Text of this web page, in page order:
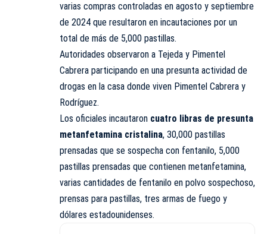
varias compras controladas en agosto y septiembre
de 2024 que resultaron en incautaciones por un
total de más de 5,000 pastillas.
Autoridades observaron a Tejeda y Pimentel
Cabrera participando en una presunta actividad de
drogas en la casa donde viven Pimentel Cabrera y
Rodríguez.
Los oficiales incautaron cuatro libras de presunta
metanfetamina cristalina, 30,000 pastillas
prensadas que se sospecha con fentanilo, 5,000
pastillas prensadas que contienen metanfetamina,
varias cantidades de fentanilo en polvo sospechoso,
prensas para pastillas, tres armas de fuego y
dólares estadounidenses.